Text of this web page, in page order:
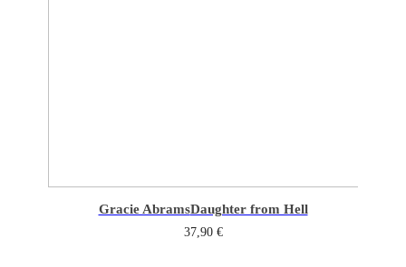
Gracie AbramsDaughter from Hell
37,90 €